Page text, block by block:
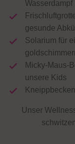
Wasserdampf
gesunde
Solarium für
Micky-Maus-
unsere Kids
Unser